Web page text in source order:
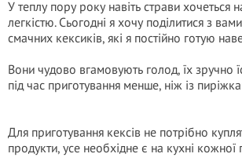
У теплу пору року навіть страви хочеться
легкістю. Сьогодні я хочу поділитися з
смачних кексиків, які я постійно готую
Вони чудово вгамовують голод, їх зручно
під час приготування менше, ніж із
Для приготування кексів не потрібно
продукти, усе необхідне є на кухні кожної